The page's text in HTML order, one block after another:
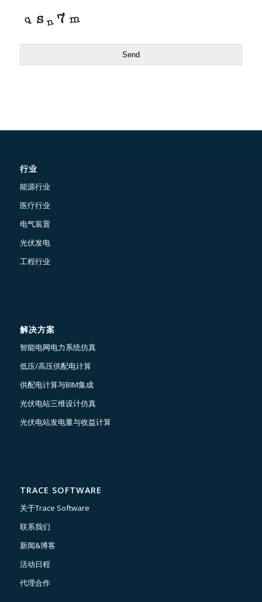
Send
行业
能源行业
医疗行业
电气装置
光伏发电
工程行业
解决方案
智能电网电力系统仿真
低压/高压供配电计算
供配电计算与BIM集成
光伏电站三维设计仿真
光伏电站发电量与收益计算
TRACE SOFTWARE
关于Trace Software
联系我们
新闻&博客
活动日程
代理合作